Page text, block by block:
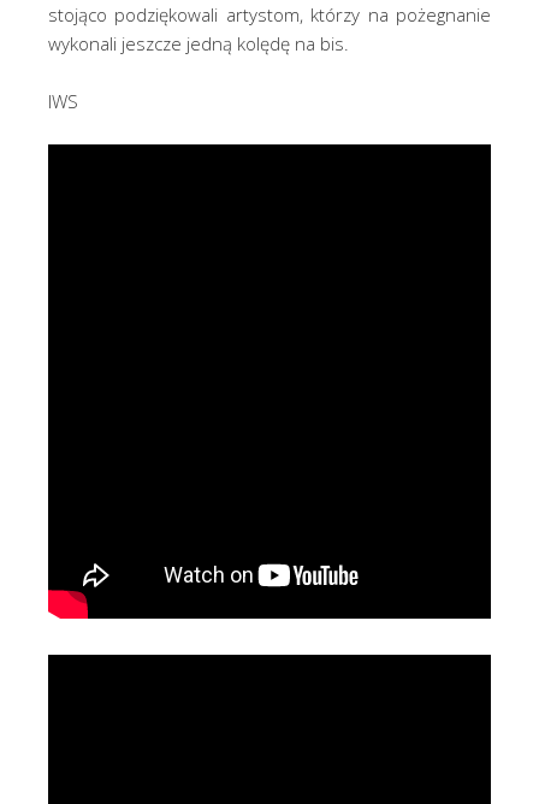
stojąco podziękowali artystom, którzy na pożegnanie
wykonali jeszcze jedną kolędę na bis.
IWS